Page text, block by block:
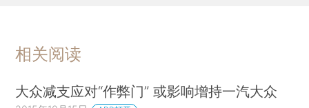
相关阅读
大众减支应对“作弊门” 或影响增持一汽大众